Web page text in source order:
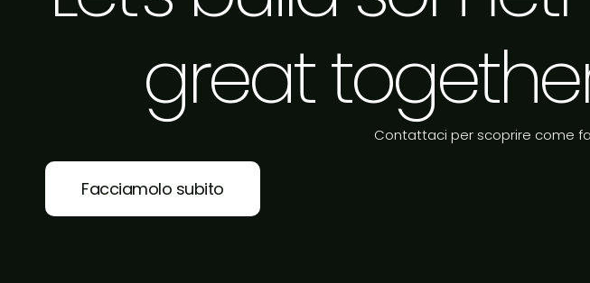
great
Contattaci per scoprire come
Facciamolo subito